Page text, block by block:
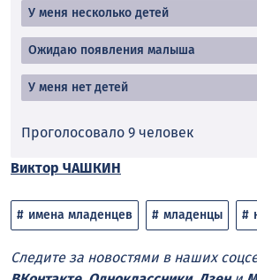
У меня несколько детей
Ожидаю появления малыша
У меня нет детей
Проголосовало 9 человек
Виктор ЧАШКИН
имена младенцев младенцы
Следите за новостями в наших